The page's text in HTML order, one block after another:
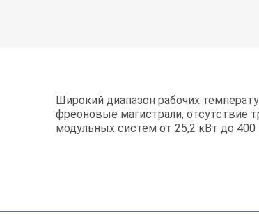
Широкий диапазон рабочих
фреоновые магистрали, отсутствие
модульных систем от 25,2 кВт до 400